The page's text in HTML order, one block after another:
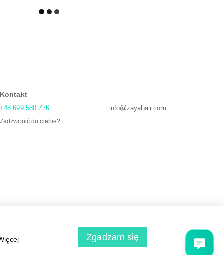
Kontakt
+48 699 580 776
Zadzwonić do ciebie?
info@zayahair.com
Zgadzam się